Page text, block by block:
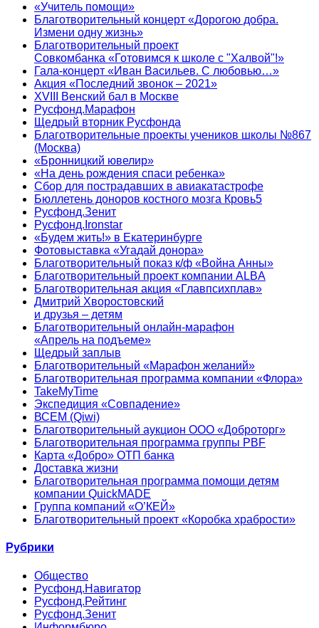
«Учитель помощи»
Благотворительный концерт «Дорогою добра.
Измени одну жизнь»
Благотворительный проект
Совкомбанка «Готовимся к школе с "Халвой"!»
Гала-концерт «Иван Васильев. С любовью…»
Акция «Последний звонок – 2021»
XVIII Венский бал в Москве
Русфонд.Марафон
Щедрый вторник Русфонда
Благотворительные проекты учеников школы №867
(Москва)
«Бронницкий ювелир»
«На день рождения спаси ребенка»
Сбор для пострадавших в авиакатастрофе
Бюллетень доноров костного мозга Кровь5
Русфонд.Зенит
Русфонд.Ironstar
«Будем жить!» в Екатеринбурге
Фотовыставка «Угадай донора»
Благотворительный показ к/ф «Война Анны»
Благотворительный проект компании ALBA
Благотворительная акция «Главпсихплав»
Дмитрий Хворостовский
и друзья – детям
Благотворительный онлайн‑марафон
«Апрель на подъеме»
Щедрый заплыв
Благотворительный «Марафон желаний»
Благотворительная программа компании «Флора»
TakeMyTime
Экспедиция «Совпадение»
ВСЕМ (Qiwi)
Благотворительный аукцион ООО «Доброторг»
Благотворительная программа группы PBF
Карта «Добро» ОТП банка
Доставка жизни
Благотворительная программа помощи детям
компании QuickMADE
Группа компаний «О’КЕЙ»
Благотворительный проект «Коробка храбрости»
Рубрики
Общество
Русфонд.Навигатор
Русфонд.Рейтинг
Русфонд.Зенит